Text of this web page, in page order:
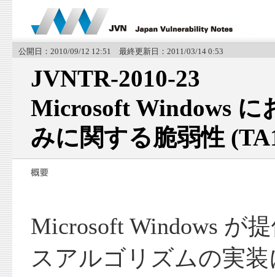
公開日：2010/09/12 12:51 最終更新日：2011/03/14 0:53
JVNTR-2010-23
Microsoft Windows に
みに関する脆弱性
Microsoft Windows が
スアルゴリズムの実